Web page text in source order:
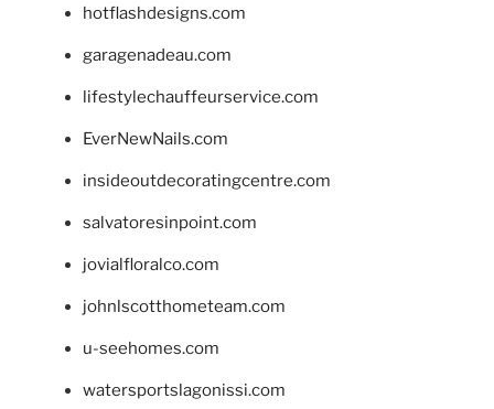
hotflashdesigns.com
garagenadeau.com
lifestylechauffeurservice.com
EverNewNails.com
insideoutdecoratingcentre.com
salvatoresinpoint.com
jovialfloralco.com
johnlscotthometeam.com
u-seehomes.com
watersportslagonissi.com